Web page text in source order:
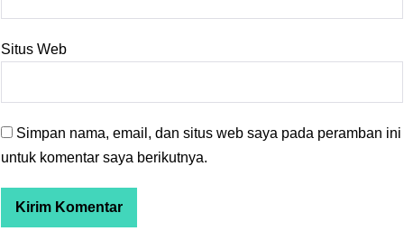
Situs Web
Simpan nama, email, dan situs web saya pada peramban ini
untuk komentar saya berikutnya.